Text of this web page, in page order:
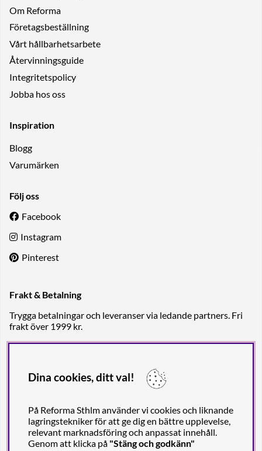
Om Reforma
Företagsbeställning
Vårt hållbarhetsarbete
Återvinningsguide
Integritetspolicy
Jobba hos oss
Inspiration
Blogg
Varumärken
Följ oss
Facebook
Instagram
Pinterest
Frakt & Betalning
Trygga betalningar och leveranser via ledande partners. Fri
frakt över 1999 kr.
Dina cookies, ditt val!
På Reforma Sthlm använder vi cookies och liknande
lagringstekniker för att ge dig en bättre upplevelse,
relevant marknadsföring och anpassat innehåll.
Genom att klicka på "Stäng och godkänn"